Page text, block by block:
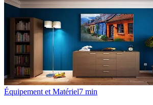
Équipement et Matériel7 min